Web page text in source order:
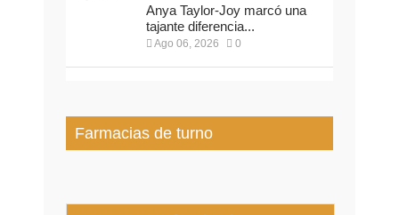
Anya Taylor-Joy marcó una
tajante diferencia...
Ago 06, 2026 0
Farmacias de turno